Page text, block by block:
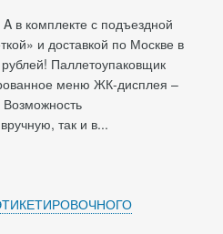
в комплекте с подъездной
и доставкой по Москве в
Паллетоупаковщик
меню ЖК-дисплея –
Возможность
так и в...